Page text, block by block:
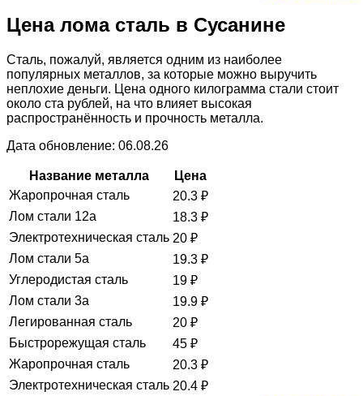
Цена лома сталь в Сусанине
Сталь, пожалуй, является одним из наиболее
популярных металлов, за которые можно выручить
неплохие деньги. Цена одного килограмма стали стоит
около ста рублей, на что влияет высокая
распространённость и прочность металла.
Дата обновление: 06.08.26
Название металла
Цена
Жаропрочная сталь
20.3 ₽
Лом стали 12а
18.3 ₽
Электротехническая сталь 20 ₽
Лом стали 5а
19.3 ₽
Углеродистая сталь
19 ₽
Лом стали 3а
19.9 ₽
Легированная сталь
20 ₽
Быстрорежущая сталь
45 ₽
Жаропрочная сталь
20.3 ₽
Электротехническая сталь 20.4 ₽